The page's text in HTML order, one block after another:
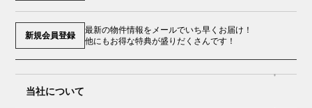
新規会員登録
最新の物件情報をメールでいち早くお届け！
他にもお得な特典が盛りだくさんです！
当社について